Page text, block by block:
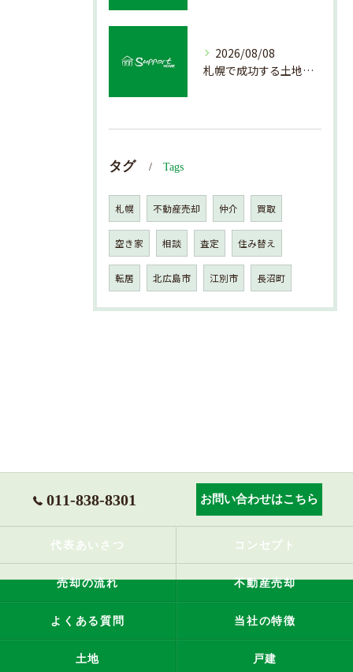
2026/08/08
札幌で成功する土地活用の基礎知識
タグ Tags
札幌 不動産売却 仲介 買取
空き家 相談 査定 住み替え
転居 北広島市 江別市 長沼町
011-838-8301 お問い合わせはこちら
代表あいさつ コンセプト
売却の流れ 不動産売却
よくある質問 当社の特徴
土地 戸建